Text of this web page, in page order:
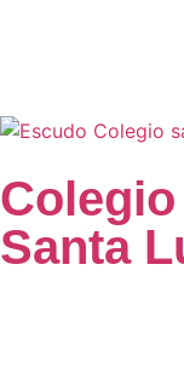
Colegio
Santa